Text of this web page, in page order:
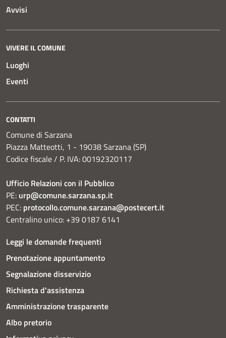
Avvisi
VIVERE IL COMUNE
Luoghi
Eventi
CONTATTI
Comune di Sarzana
Piazza Matteotti, 1 - 19038 Sarzana (SP)
Codice fiscale / P. IVA: 00192320117
Ufficio Relazioni con il Pubblico
PE: urp@comune.sarzana.sp.it
PEC: protocollo.comune.sarzana@postecert.it
Centralino unico: +39 0187 6141
Leggi le domande frequenti
Prenotazione appuntamento
Segnalazione disservizio
Richiesta d'assistenza
Amministrazione trasparente
Albo pretorio